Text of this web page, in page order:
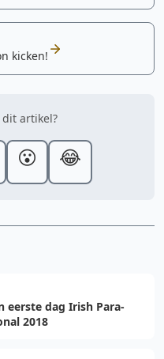
kicken!
artikel?
😮 😂
eerste dag Irish Para-
2018